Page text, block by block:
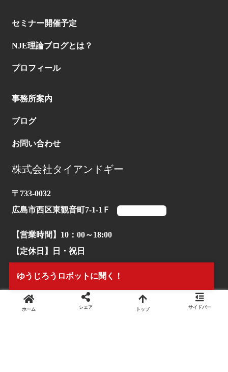
セミナー開催予定
NJE理論ブログとは？
プロフィール
事務所案内
ブログ
お問い合わせ
株式会社タイアンドギー
〒733-0032
広島市西区東観音町7-1-1Ｆ
【営業時間】10：00～18:00
【定休日】日・祝日
【TEL】082-503-1170
ホーム シェア トップ サイドバー
ゆうじろうロボットに聞く！